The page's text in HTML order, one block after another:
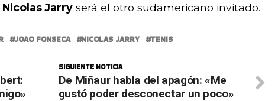
Nicolas Jarry será el otro sudamericano invitado.
JOAO FONSECA NICOLAS JARRY TENIS
SIGUIENTE NOTICIA
De Miñaur habla del apagón: «Me
gustó poder desconectar un poco»